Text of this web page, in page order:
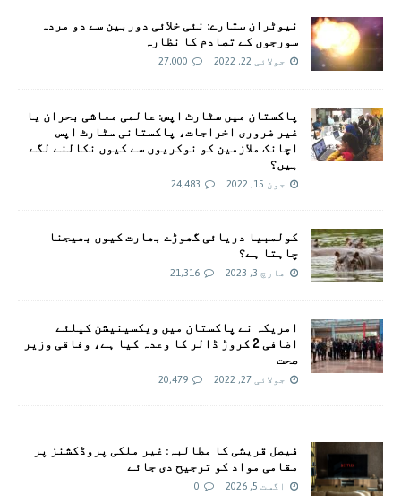
نیوٹران ستارے: نئی خلائی دوربین سے دو مردہ
سورجوں کے تصادم کا نظارہ
جولائی 22, 2022 27,000
پاکستان میں سٹارٹ اپس: عالمی معاشی بحران یا
غیر ضروری اخراجات، پاکستانی سٹارٹ اپس
اچانک ملازمین کو نوکریوں سے کیوں نکالنے لگے
ہیں؟
جون 15, 2022 24,483
کولمبیا دریائی گھوڑے بھارت کیوں بھیجنا
چاہتا ہے؟
مارچ 3, 2023 21,316
امريکہ نے پاکستان میں ویکسینیشن کیلئے
اضافی 2 کروڑ ڈالر کا وعدہ کیا ہے، وفاقی وزیر
صحت
جولائی 27, 2022 20,479
فیصل قریشی کا مطالبہ: غیر ملکی پروڈکشنز پر
مقامی مواد کو ترجیح دی جائے
اگست 5, 2026 0